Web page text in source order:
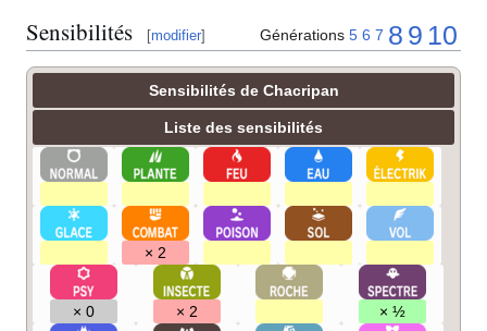
Sensibilités [modifier] Générations 5 6 7 8 9 10
Sensibilités de Chacripan
Liste des sensibilités
× 2
× 0 × 2 × ½